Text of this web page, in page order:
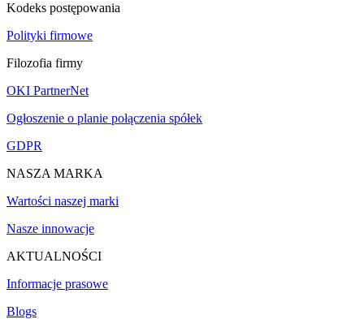
Kodeks postępowania
Polityki firmowe
Filozofia firmy
OKI PartnerNet
Ogłoszenie o planie połączenia spółek
GDPR
NASZA MARKA
Wartości naszej marki
Nasze innowacje
AKTUALNOŚCI
Informacje prasowe
Blogs